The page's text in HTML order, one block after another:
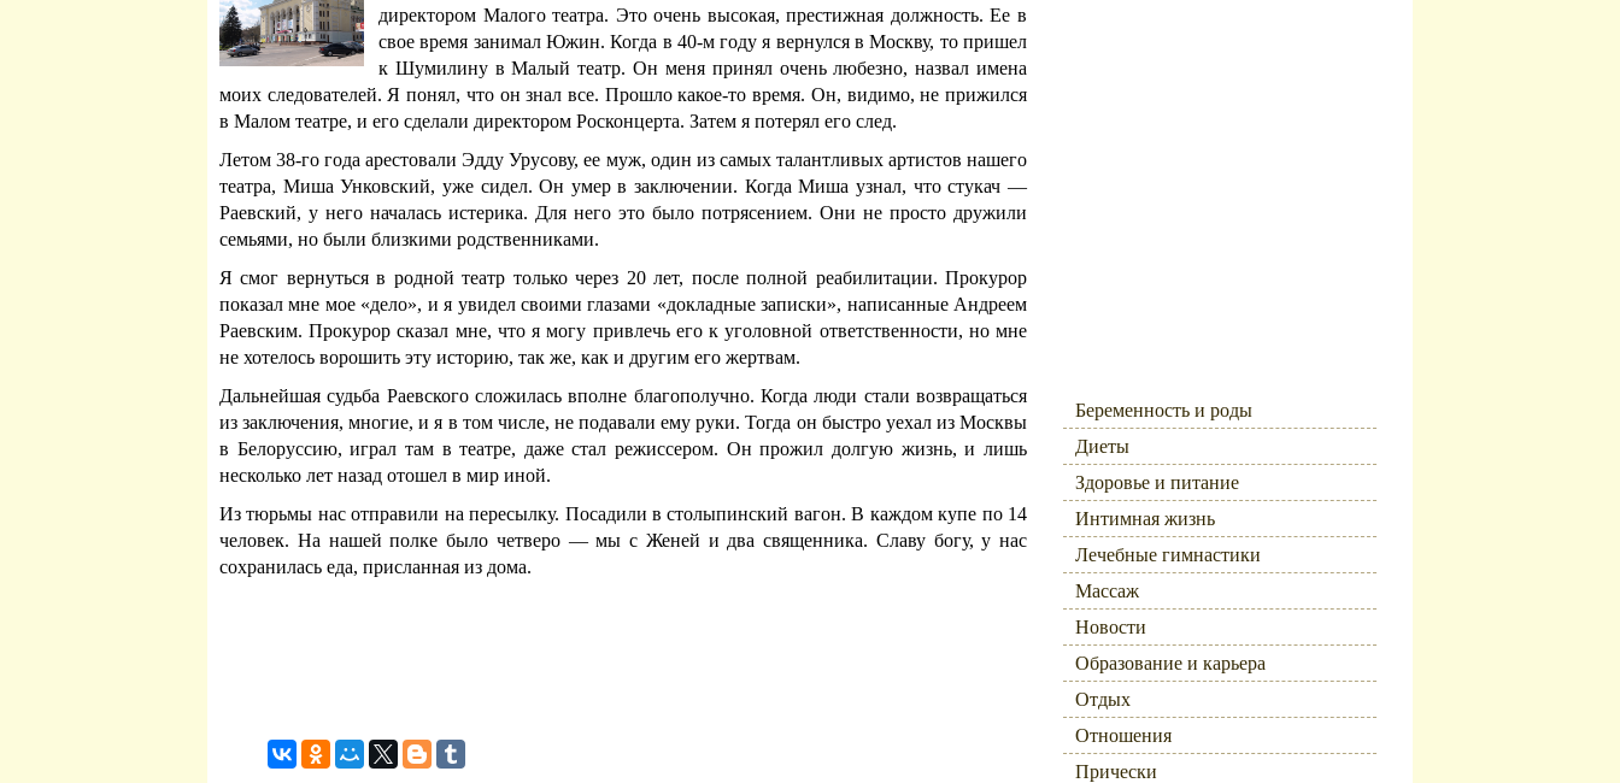
директором Малого театра. Это очень высокая, престижная должность. Ее в
свое время занимал Южин. Когда в 40-м году я вернулся в Москву, то пришел
к Шумилину в Малый театр. Он меня принял очень любезно, назвал имена
моих следователей. Я понял, что он знал все. Прошло какое-то время. Он, видимо, не прижился
в Малом театре, и его сделали директором Росконцерта. Затем я потерял его след.
Летом 38-го года арестовали Эдду Урусову, ее муж, один из самых талантливых артистов нашего
театра, Миша Унковский, уже сидел. Он умер в заключении. Когда Миша узнал, что стукач —
Раевский, у него началась истерика. Для него это было потрясением. Они не просто дружили
семьями, но были близкими родственниками.
Я смог вернуться в родной театр только через 20 лет, после полной реабилитации. Прокурор
показал мне мое «дело», и я увидел своими глазами «докладные записки», написанные Андреем
Раевским. Прокурор сказал мне, что я могу привлечь его к уголовной ответственности, но мне
не хотелось ворошить эту историю, так же, как и другим его жертвам.
Дальнейшая судьба Раевского сложилась вполне благополучно. Когда люди стали возвращаться
из заключения, многие, и я в том числе, не подавали ему руки. Тогда он быстро уехал из Москвы
в Белоруссию, играл там в театре, даже стал режиссером. Он прожил долгую жизнь, и лишь
несколько лет назад отошел в мир иной.
Из тюрьмы нас отправили на пересылку. Посадили в столыпинский вагон. В каждом купе по 14
человек. На нашей полке было четверо — мы с Женей и два священника. Славу богу, у нас
сохранилась еда, присланная из дома.
Беременность и роды
Диеты
Здоровье и питание
Интимная жизнь
Лечебные гимнастики
Массаж
Новости
Образование и карьера
Отдых
Отношения
Прически